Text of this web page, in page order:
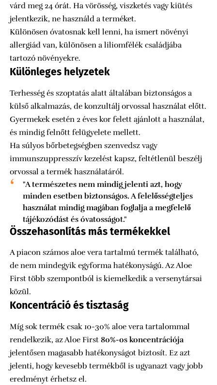
várd meg 24 órát. Ha vörösség, viszketés vagy kiütés
jelentkezik, ne használd a terméket.
Különösen óvatosnak kell lenni, ha ismert növényi
allergiád van, különösen a liliomfélék családjába
tartozó növényekre.
Különleges helyzetek
Terhesség és szoptatás alatt általában biztonságos a
külső alkalmazás, de konzultálj orvossal használat előtt.
Gyermekek esetén 2 éves kor felett ajánlott a használat,
és mindig felnőtt felügyelete mellett.
Ha súlyos bőrbetegségben szenvedsz vagy
immunszuppresszív kezelést kapsz, feltétlenül beszélj
orvossal a termék használatáról.
"A természetes nem mindig jelenti azt, hogy
minden esetben biztonságos. A felelősségteljes
használat mindig magában foglalja a megfelelő
tájékozódást és óvatosságot."
Összehasonlítás más termékekkel
A piacon számos aloe vera tartalmú termék található,
de nem mindegyik egyforma hatékonyságú. Az Aloe
First több szempontból is kiemelkedik a versenytársai
közül.
Koncentráció és tisztaság
Míg sok termék csak 10-30% aloe vera tartalommal
rendelkezik, az Aloe First 80%-os koncentrációja
jelentősen magasabb hatékonyságot biztosít. Ez azt
jelenti, hogy kevesebb termékből is ugyanazt vagy jobb
eredményt érhetsz el.